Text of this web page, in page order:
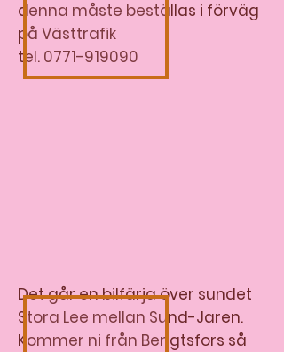
denna måste beställas i förväg
på Västtrafik
tel. 0771-919090
Det går en bilfärja över sundet
Stora Lee mellan Sund-Jaren.
Kommer ni från Bengtsfors så